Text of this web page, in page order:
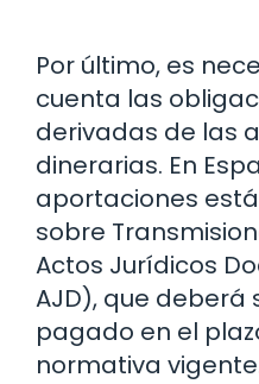
Por último, es
cuenta las
derivadas de las
dinerarias. En
aportaciones
sobre
Actos Jurídicos
AJD), que deberá
pagado en el
normativa